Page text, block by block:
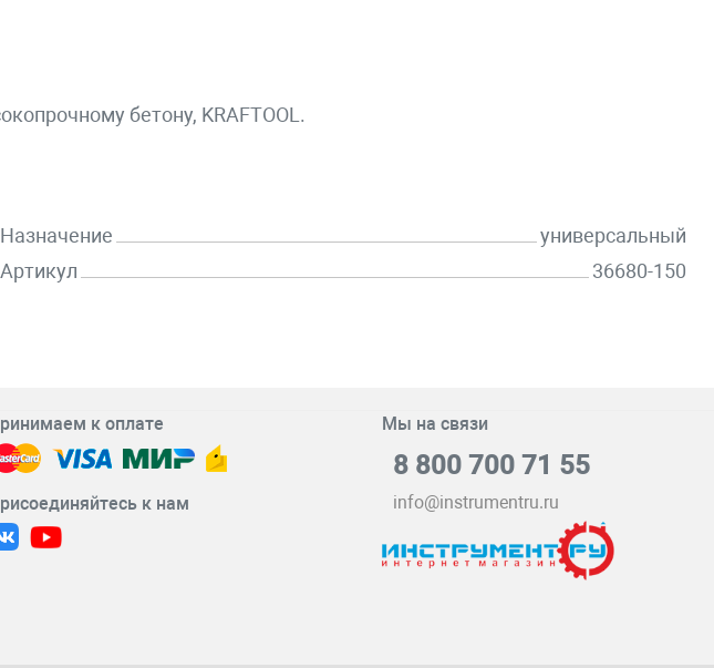
бетону, KRAFTOOL.
Назначение
универсальный
Артикул
36680-150
к оплате
к нам
Мы на связи
8 800 700 71 55
info@instrumentru.ru